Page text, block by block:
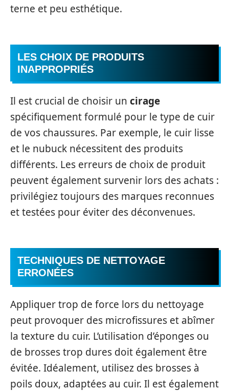
terne et peu esthétique.
LES CHOIX DE PRODUITS
INAPPROPRIÉS
Il est crucial de choisir un cirage
spécifiquement formulé pour le type de cuir
de vos chaussures. Par exemple, le cuir lisse
et le nubuck nécessitent des produits
différents. Les erreurs de choix de produit
peuvent également survenir lors des achats :
privilégiez toujours des marques reconnues
et testées pour éviter des déconvenues.
TECHNIQUES DE NETTOYAGE
ERRONÉES
Appliquer trop de force lors du nettoyage
peut provoquer des microfissures et abîmer
la texture du cuir. L’utilisation d’éponges ou
de brosses trop dures doit également être
évitée. Idéalement, utilisez des brosses à
poils doux, adaptées au cuir. Il est également